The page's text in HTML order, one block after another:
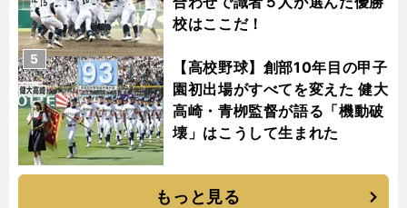
校はここだ！
【高校野球】創部10年目の甲子
園初出場がすべてを変えた 健大
高崎・青栁監督が語る「機動破
壊」はこうして生まれた
5
もっと見る